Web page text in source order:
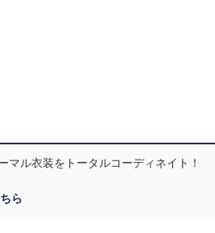
マル衣装をトータルコーディネイト！
ら